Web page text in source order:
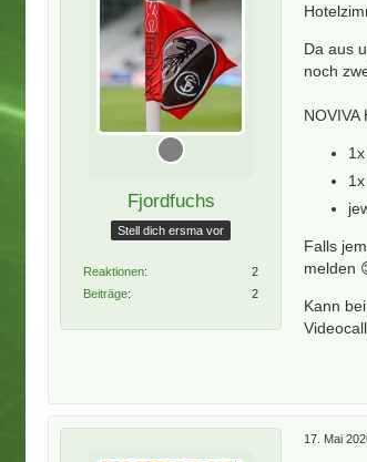
Fjordfuchs
Stell dich ersma vor
Reaktionen
2
Beiträge
2
Da aus
noch
Falls
melden
Kann
17. Mai